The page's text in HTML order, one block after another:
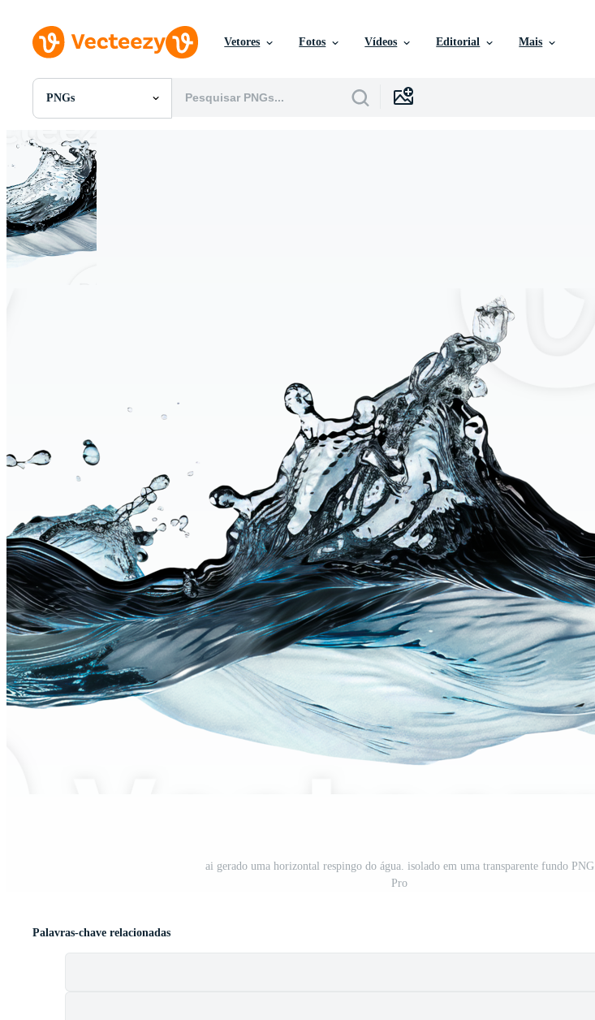
Vetores Fotos Vídeos Editorial Mais
PNGs
Todas Imagens
Fotos
PNGs
PSDs
SVGs
Modelos
Vetores
Videos
Motion graphics
ai gerado uma horizontal respingo do água. isolado em uma transparente fundo PNG
Pro
Palavras-chave relacionadas